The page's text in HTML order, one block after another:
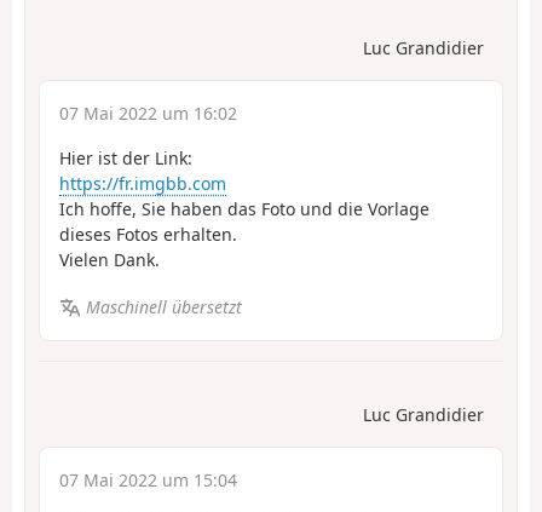
Luc Grandidier
07 Mai 2022 um 16:02
Hier ist der Link:
https://fr.imgbb.com
Ich hoffe, Sie haben das Foto und die Vorlage
dieses Fotos erhalten.
Vielen Dank.
Maschinell übersetzt
Luc Grandidier
07 Mai 2022 um 15:04